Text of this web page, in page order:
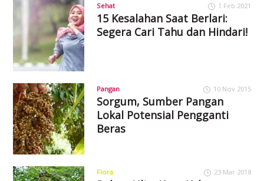
Sehat 1 Feb 2021
15 Kesalahan Saat Berlari:
Segera Cari Tahu dan Hindari!
Pangan 10 Nov 2015
Sorgum, Sumber Pangan
Lokal Potensial Pengganti
Beras
Flora 23 Mar 2018